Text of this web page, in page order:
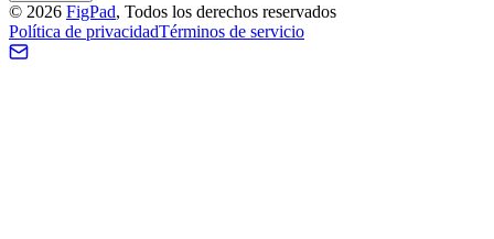
© 2026 FigPad, Todos los derechos reservados
Política de privacidadTérminos de servicio